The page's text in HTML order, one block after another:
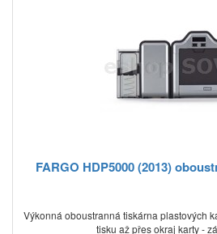
FARGO HDP5000 (2013)
Výkonná oboustranná tiskárna plastových
tisku až přes okraj karty -